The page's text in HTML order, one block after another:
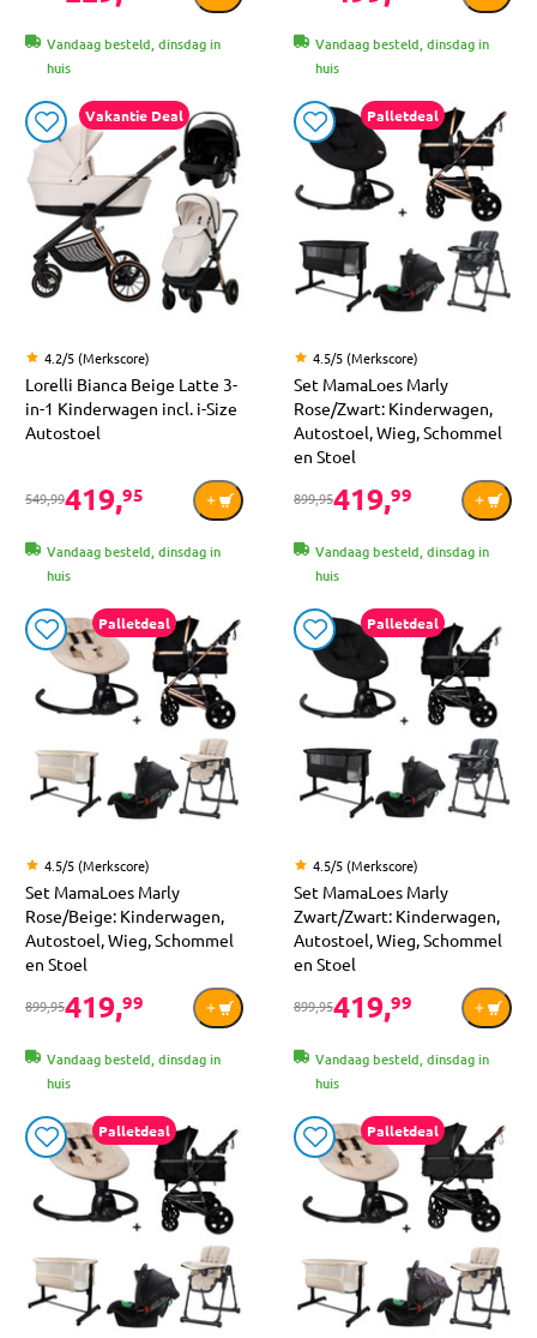
Vandaag besteld, dinsdag in
huis
Vandaag besteld, dinsdag in
huis
Vakantie Deal
4.2/5 (Merkscore)
Lorelli Bianca Beige Latte 3-
in-1 Kinderwagen incl. i-Size
Autostoel
549,99419,95
Vandaag besteld, dinsdag in
huis
Palletdeal
4.5/5 (Merkscore)
Set MamaLoes Marly
Rose/Zwart: Kinderwagen,
Autostoel, Wieg, Schommel
en Stoel
899,95419,99
Vandaag besteld, dinsdag in
huis
Palletdeal
4.5/5 (Merkscore)
Set MamaLoes Marly
Rose/Beige: Kinderwagen,
Autostoel, Wieg, Schommel
en Stoel
899,95419,99
Vandaag besteld, dinsdag in
huis
Palletdeal
4.5/5 (Merkscore)
Set MamaLoes Marly
Zwart/Zwart: Kinderwagen,
Autostoel, Wieg, Schommel
en Stoel
899,95419,99
Vandaag besteld, dinsdag in
huis
Palletdeal Palletdeal